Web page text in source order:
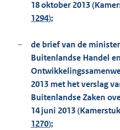
18 oktober 2013
1294);
–
de brief van de
Buitenlandse Handel en
2013 met het verslag
Buitenlandse Zaken
14 juni 2013 (Kamerstuk
1270);